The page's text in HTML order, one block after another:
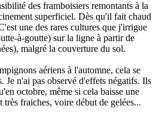
des framboisiers remontants à la
superficiel. Dès qu'il fait chaud
une des rares cultures que j'irrigue
à-goutte) sur la ligne à partir de
malgré la couverture du sol.
aériens à l'automne, cela se
Je n'ai pas observé d'effets négatifs. Ils
octobre, même si cela baisse une
fraiches, voire début de gelées...